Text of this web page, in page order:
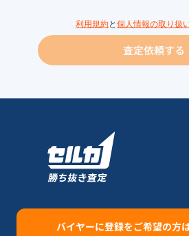
利用規約と 個人情報の取り扱
査定依頼する
バイヤーに登録をご希望の方